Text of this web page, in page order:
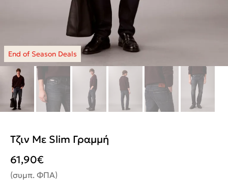
Τζιν Με Slim Γραμμή
61,90€
(συμπ. ΦΠΑ)